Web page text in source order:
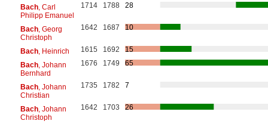
Bach, Carl
Philipp Emanuel
1714 1788 28
Bach, Georg
Christoph
1642 1687 10
Bach, Heinrich 1615 1692
15
Bach, Johann
Bernhard
1676 1749 65
Bach, Johann
Christian
1735 1782 7
Bach, Johann
Christoph
1642 1703 26